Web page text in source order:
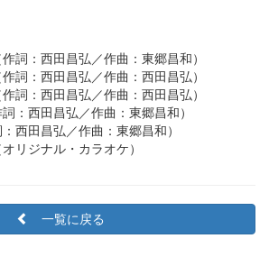
詞：西田昌弘／作曲：東郷昌和）
詞：西田昌弘／作曲：西田昌弘）
詞：西田昌弘／作曲：西田昌弘）
：西田昌弘／作曲：東郷昌和）
西田昌弘／作曲：東郷昌和）
リジナル・カラオケ）
一覧に戻る